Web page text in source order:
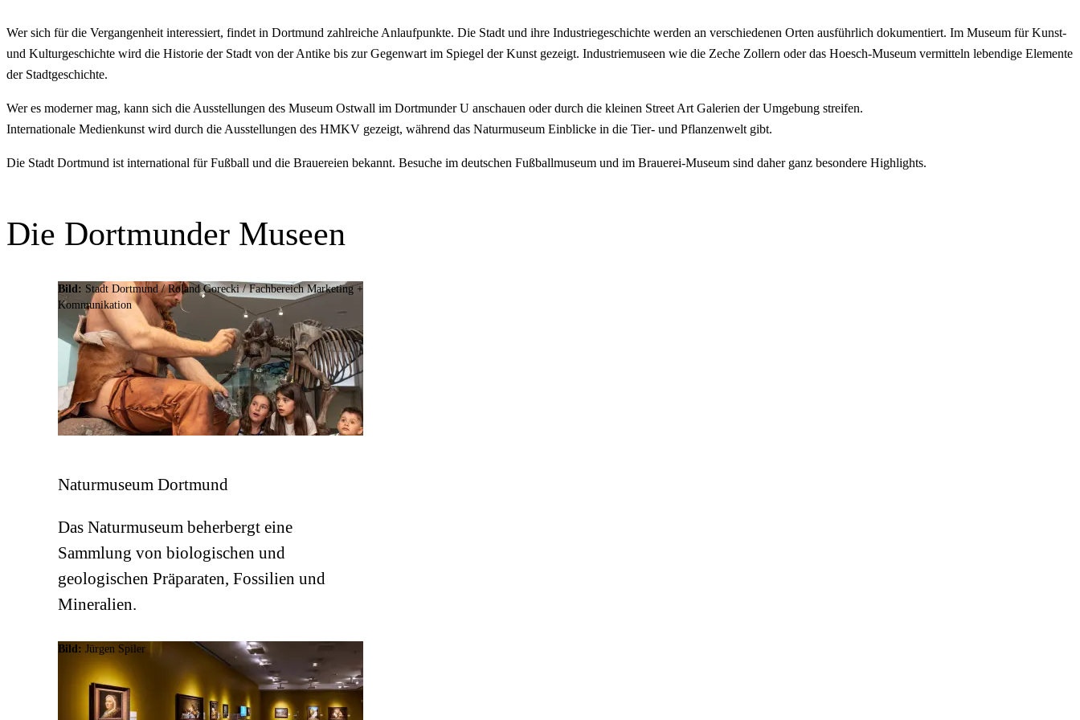
Wer sich für die Vergangenheit interessiert, findet in Dortmund zahlreiche Anlaufpunkte. Die Stadt und ihre Industriegeschichte werden an verschiedenen Orten ausführlich dokumentiert. Im Museum für Kunst-
und Kulturgeschichte wird die Historie der Stadt von der Antike bis zur Gegenwart im Spiegel der Kunst gezeigt. Industriemuseen wie die Zeche Zollern oder das Hoesch-Museum vermitteln lebendige Elemente
der Stadtgeschichte.
Wer es moderner mag, kann sich die Ausstellungen des Museum Ostwall im Dortmunder U anschauen oder durch die kleinen Street Art Galerien der Umgebung streifen.
Internationale Medienkunst wird durch die Ausstellungen des HMKV gezeigt, während das Naturmuseum Einblicke in die Tier- und Pflanzenwelt gibt.
Die Stadt Dortmund ist international für Fußball und die Brauereien bekannt. Besuche im deutschen Fußballmuseum und im Brauerei-Museum sind daher ganz besondere Highlights.
Die Dortmunder Museen
Bild: Stadt Dortmund / Roland Gorecki /Fachbereich Marketing +
Kommunikation
Naturmuseum Dortmund
Das Naturmuseum beherbergt eine
Sammlung von biologischen und
geologischen Präparaten, Fossilien und
Mineralien.
Bild: Jürgen Spiler